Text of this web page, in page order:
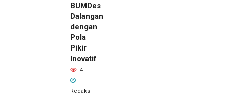
BUMDes
Dalangan
dengan
Pola
Pikir
Inovatif
4
Redaksi
13 jam lalu
Pemilik
Royal
Phone